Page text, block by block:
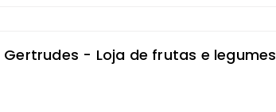
Gertrudes - Loja de frutas e legumes